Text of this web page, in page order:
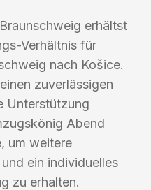
erhältst
Verhältnis für
nach Košice.
zuverlässigen
Unterstützung
Abend
um weitere
ein individuelles
zu erhalten.